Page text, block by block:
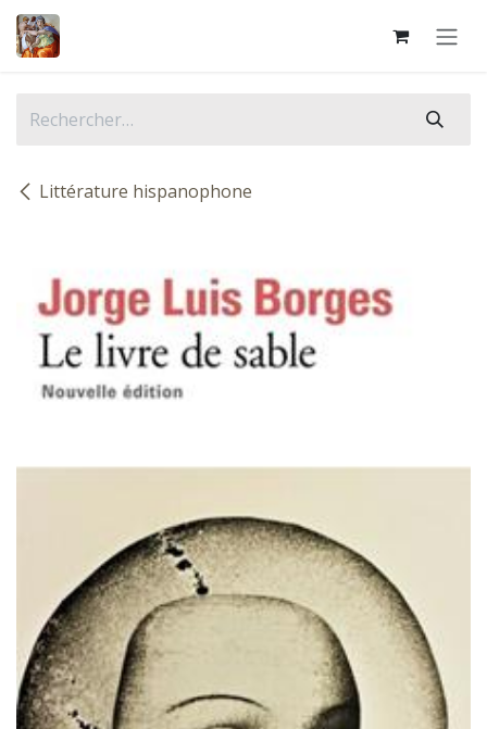
Se rendre au contenu
Littérature hispanophone